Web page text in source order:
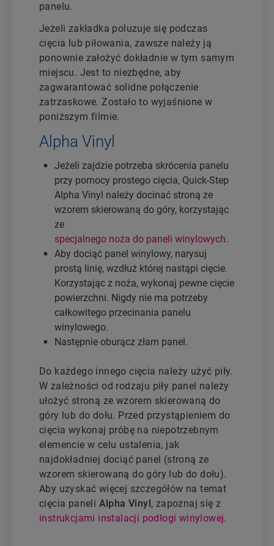
panelu.
Jeżeli zakładka poluzuje się podczas
cięcia lub piłowania, zawsze należy ją
ponownie założyć dokładnie w tym samym
miejscu. Jest to niezbędne, aby
zagwarantować solidne połączenie
zatrzaskowe. Zostało to wyjaśnione w
poniższym filmie.
Alpha Vinyl
Jeżeli zajdzie potrzeba skrócenia panelu
przy pomocy prostego cięcia, Quick-Step
Alpha Vinyl należy docinać stroną ze
wzorem skierowaną do góry, korzystając
ze
specjalnego noża do paneli winylowych.
Aby dociąć panel winylowy, narysuj
prostą linię, wzdłuż której nastąpi cięcie.
Korzystając z noża, wykonaj pewne cięcie
powierzchni. Nigdy nie ma potrzeby
całkowitego przecinania panelu
winylowego.
Następnie oburącz złam panel.
Do każdego innego cięcia należy użyć piły.
W zależności od rodzaju piły panel należy
ułożyć stroną ze wzorem skierowaną do
góry lub do dołu. Przed przystąpieniem do
cięcia wykonaj próbę na niepotrzebnym
elemencie w celu ustalenia, jak
najdokładniej dociąć panel (stroną ze
wzorem skierowaną do góry lub do dołu).
Aby uzyskać więcej szczegółów na temat
cięcia paneli Alpha Vinyl, zapoznaj się z
instrukcjami instalacji podłogi winylowej.